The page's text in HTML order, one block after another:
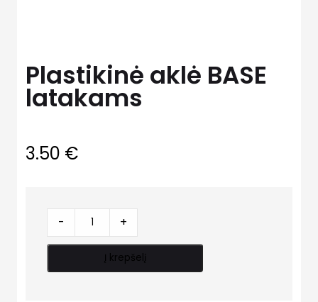
Plastikinė aklė BASE
latakams
3.50 €
Plastikinė
aklė
latakams
- +
Į krepšelį